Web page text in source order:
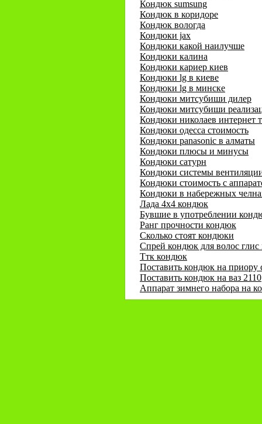
Кондюк sumsung
Кондюк в коридоре
Кондюк вологда
Кондюки jax
Кондюки какой наилучше
Кондюки калина
Кондюки кариер киев
Кондюки lg в киеве
Кондюки lg в минске
Кондюки митсубиши дилер
Кондюки митсубиши
Кондюки николаев интернет
Кондюки одесса стоимость
Кондюки panasonic в алматы
Кондюки плюсы и минусы
Кондюки сатурн
Кондюки системы
Кондюки стоимость с
Кондюки в набережных
Лада 4х4 кондюк
Бувшие в употреблении
Ранг прочности кондюк
Сколько стоят кондюки
Спрей кондюк для волос глис
Ттк кондюк
Поставить кондюк на приору
Поставить кондюк на ваз 2110
Аппарат зимнего набора на